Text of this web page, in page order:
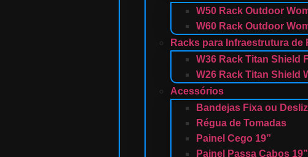
W50 Rack Outdoor
W60 Rack Outdoor
Racks para Infraestrutura de
W36 Rack Titan Shield
W26 Rack Titan Shield
Acessórios
Bandejas Fixa ou
Régua de Tomadas
Painel Cego 19”
Painel Passa Cabos 19”